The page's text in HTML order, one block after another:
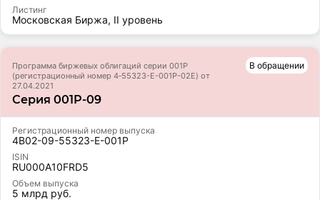
Листинг
Московская Биржа, II уровень
Программа биржевых облигаций серии 001Р
(регистрационный номер 4‑55323-E-001P-02E) от
27.04.2021
Серия 001P-09
В обращении
Регистрационный номер выпуска
4B02-09-55323-E-001P
ISIN
RU000A10FRD5
Объем выпуска
5 млрд руб.